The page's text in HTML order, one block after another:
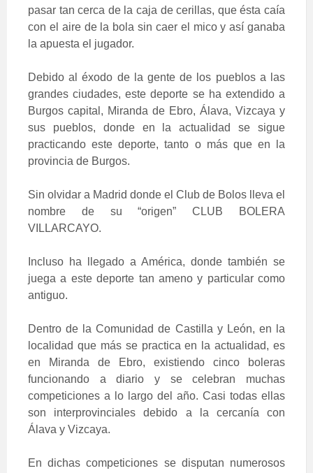
pasar tan cerca de la caja de cerillas, que ésta caía
con el aire de la bola sin caer el mico y así ganaba
la apuesta el jugador.
Debido al éxodo de la gente de los pueblos a las
grandes ciudades, este deporte se ha extendido a
Burgos capital, Miranda de Ebro, Álava, Vizcaya y
sus pueblos, donde en la actualidad se sigue
practicando este deporte, tanto o más que en la
provincia de Burgos.
Sin olvidar a Madrid donde el Club de Bolos lleva el
nombre de su “origen” CLUB BOLERA
VILLARCAYO.
Incluso ha llegado a América, donde también se
juega a este deporte tan ameno y particular como
antiguo.
Dentro de la Comunidad de Castilla y León, en la
localidad que más se practica en la actualidad, es
en Miranda de Ebro, existiendo cinco boleras
funcionando a diario y se celebran muchas
competiciones a lo largo del año. Casi todas ellas
son interprovinciales debido a la cercanía con
Álava y Vizcaya.
En dichas competiciones se disputan numerosos